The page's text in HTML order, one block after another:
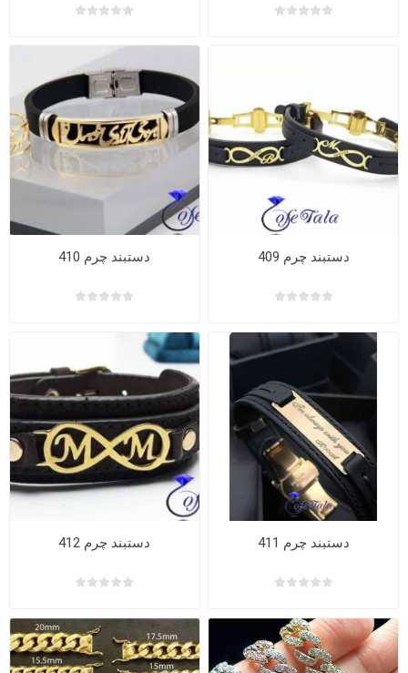
دستبند چرم 409 دستبند چرم 410
دستبند چرم 411 دستبند چرم 412